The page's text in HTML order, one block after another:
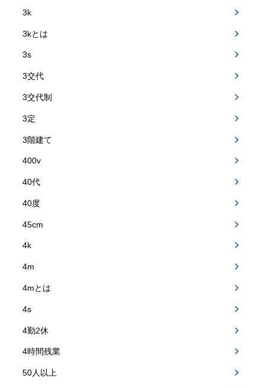
3k
3kとは
3s
3交代
3交代制
3定
3階建て
400v
40代
40度
45cm
4k
4m
4mとは
4s
4勤2休
4時間残業
50人以上